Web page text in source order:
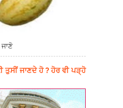
ਤੁਸੀਂ ਜਾਣਦੇ ਹੋ ? ਹੋਰ ਵੀ ਪੜ੍ਹੋ